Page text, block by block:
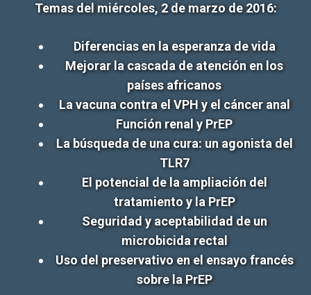
Temas del miércoles, 2 de marzo de 2016:
Diferencias en la esperanza de vida
Mejorar la cascada de atención en los
países africanos
La vacuna contra el VPH y el cáncer anal
Función renal y PrEP
La búsqueda de una cura: un agonista del
TLR7
El potencial de la ampliación del
tratamiento y la PrEP
Seguridad y aceptabilidad de un
microbicida rectal
Uso del preservativo en el ensayo francés
sobre la PrEP